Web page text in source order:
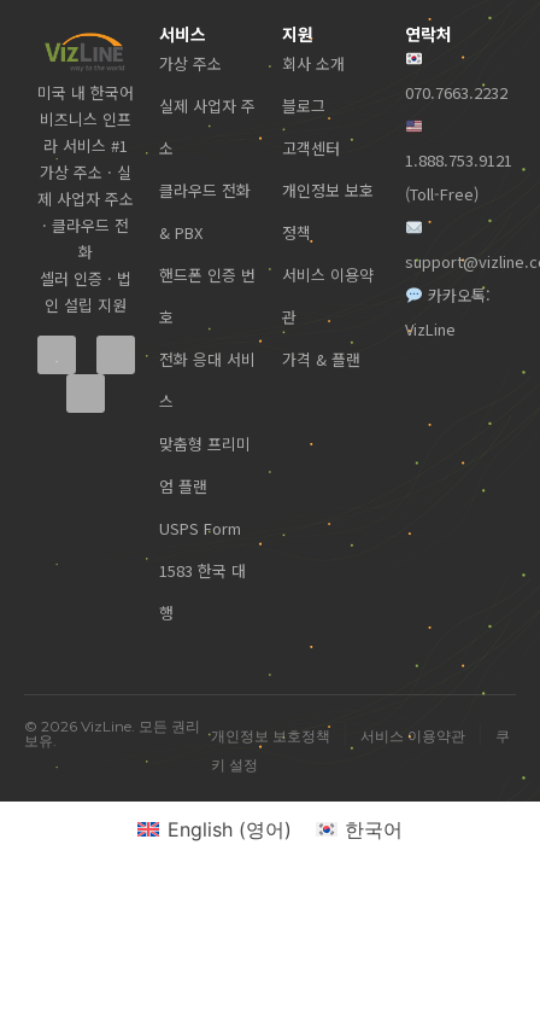
미국 내 한국어
비즈니스 인프
라 서비스 #1
가상 주소 · 실
제 사업자 주소
· 클라우드 전
화
셀러 인증 · 법
인 설립 지원
서비스
가상 주소
실제 사업자 주
소
클라우드 전화
& PBX
핸드폰 인증 번
호
전화 응대 서비
스
맞춤형 프리미
엄 플랜
USPS Form
1583 한국 대
행
지원
회사 소개
블로그
고객센터
개인정보 보호
정책
서비스 이용약
관
가격 & 플랜
연락처
070.7663.2232
1.888.753.9121
(Toll-Free)
카카오톡:
VizLine
© 2026 VizLine. 모든 권리
보유.
개인정보 보호정책 서비스 이용약관
쿠
키 설정
English(영어) 한국어